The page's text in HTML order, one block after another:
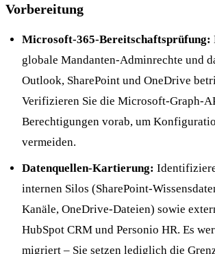
Vorbereitung
Microsoft-365-Bereitschaftsprüfung:
globale Mandanten-Adminrechte und
Outlook, SharePoint und OneDrive
Verifizieren Sie die Microsoft-Graph-
Berechtigungen vorab, um
vermeiden.
Datenquellen-Kartierung:
internen Silos (SharePoint-
Kanäle, OneDrive-Dateien) sowie
HubSpot CRM und Personio HR. Es
migriert – Sie setzen lediglich die